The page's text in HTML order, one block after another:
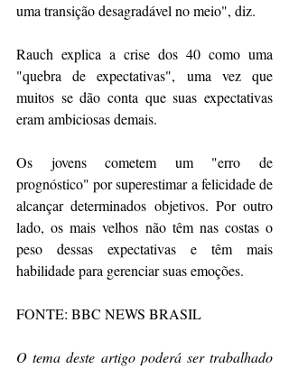
uma transição desagradável no meio", diz.
Rauch explica a crise dos 40 como uma
"quebra de expectativas", uma vez que
muitos se dão conta que suas expectativas
eram ambiciosas demais.
Os jovens cometem um "erro de
prognóstico" por superestimar a felicidade de
alcançar determinados objetivos. Por outro
lado, os mais velhos não têm nas costas o
peso dessas expectativas e têm mais
habilidade para gerenciar suas emoções.
FONTE: BBC NEWS BRASIL
O tema deste artigo poderá ser trabalhado